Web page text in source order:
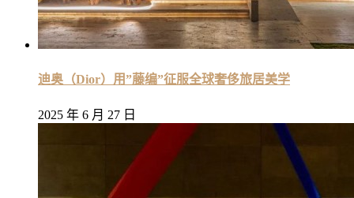
迪奥（Dior）用”藤编”征服全球奢侈旅居美学
2025 年 6 月 27 日